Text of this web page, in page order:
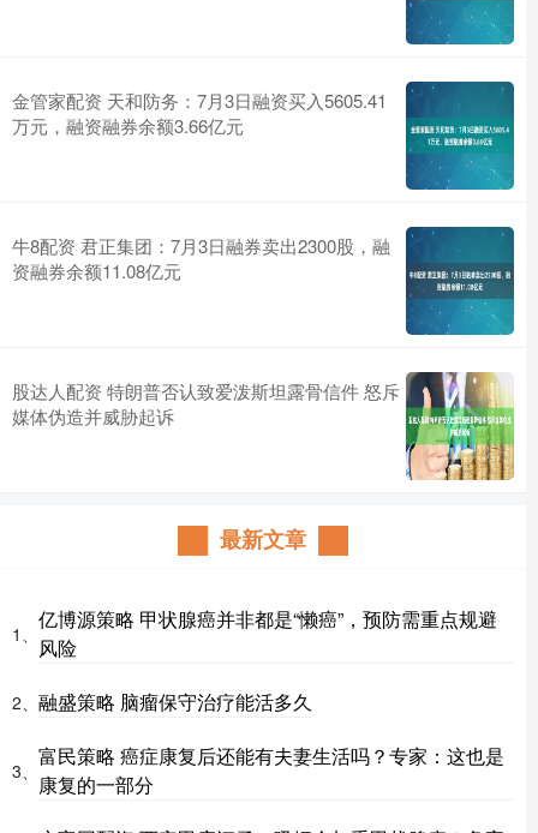
金管家配资 天和防务：7月3日融资买入5605.41
万元，融资融券余额3.66亿元
牛8配资 君正集团：7月3日融券卖出2300股，融
资融券余额11.08亿元
股达人配资 特朗普否认致爱泼斯坦露骨信件 怒斥
媒体伪造并威胁起诉
最新文章
1、
亿博源策略 甲状腺癌并非都是“懒癌”，预防需重点规避
风险
2、 融盛策略 脑瘤保守治疗能活多久
3、
富民策略 癌症康复后还能有夫妻生活吗？专家：这也是
康复的一部分